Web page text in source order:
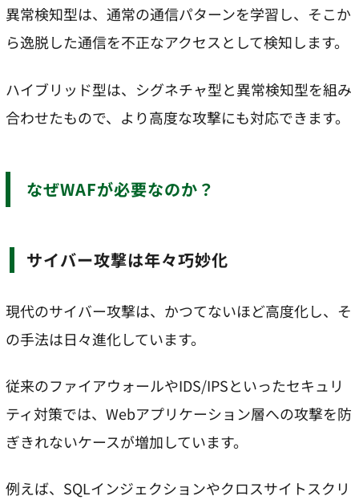
異常検知型は、通常の通信パターンを学習し、そこか
ら逸脱した通信を不正なアクセスとして検知します。
ハイブリッド型は、シグネチャ型と異常検知型を組み
合わせたもので、より高度な攻撃にも対応できます。
なぜWAFが必要なのか？
サイバー攻撃は年々巧妙化
現代のサイバー攻撃は、かつてないほど高度化し、そ
の手法は日々進化しています。
従来のファイアウォールやIDS/IPSといったセキュリ
ティ対策では、Webアプリケーション層への攻撃を防
ぎきれないケースが増加しています。
例えば、SQLインジェクションやクロスサイトスクリ